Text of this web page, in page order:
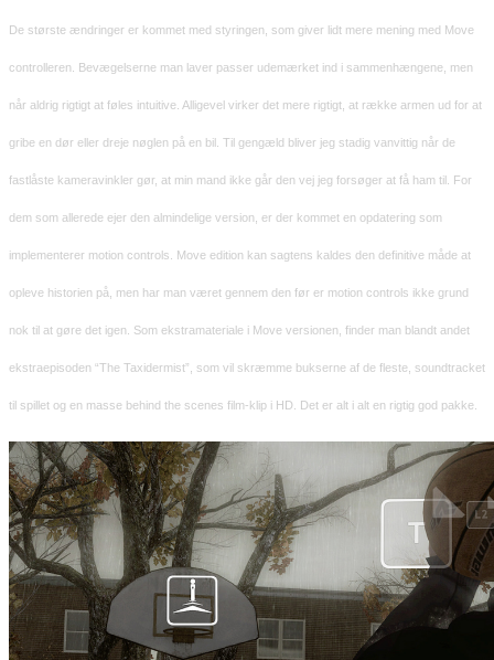
De største ændringer er kommet med styringen, som giver lidt mere mening med Move
controlleren. Bevægelserne man laver passer udemærket ind i sammenhængene, men
når aldrig rigtigt at føles intuitive. Alligevel virker det mere rigtigt, at række armen ud for at
gribe en dør eller dreje nøglen på en bil. Til gengæld bliver jeg stadig vanvittig når de
fastlåste kameravinkler gør, at min mand ikke går den vej jeg forsøger at få ham til. For
dem som allerede ejer den almindelige version, er der kommet en opdatering som
implementerer motion controls. Move edition kan sagtens kaldes den definitive måde at
opleve historien på, men har man været gennem den før er motion controls ikke grund
nok til at gøre det igen. Som ekstramateriale i Move versionen, finder man blandt andet
ekstraepisoden “The Taxidermist”, som vil skræmme bukserne af de fleste, soundtracket
til spillet og en masse behind the scenes film-klip i HD. Det er alt i alt en rigtig god pakke.